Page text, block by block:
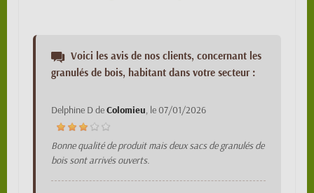
Voici les avis de nos clients, concernant les
granulés de bois, habitant dans votre secteur :
Delphine DdeColomieu, le07/01/2026
Bonne qualité de produit mais deux sacs de granulés de
bois sont arrivés ouverts.